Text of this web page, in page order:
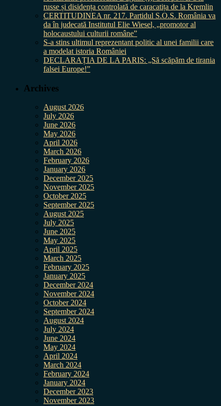
russe și disidența controlată de caracatița de la Kremlin
CERTITUDINEA nr. 217. Partidul S.O.S. România va
da în judecată Institutul Elie Wiesel, „promotor al
holocaustului culturii române”
S-a stins ultimul reprezentant politic al unei familii care
a modelat istoria României
DECLARAȚIA DE LA PARIS: „Să scăpăm de tirania
falsei Europe!”
Archives
August 2026
July 2026
June 2026
May 2026
April 2026
March 2026
February 2026
January 2026
December 2025
November 2025
October 2025
September 2025
August 2025
July 2025
June 2025
May 2025
April 2025
March 2025
February 2025
January 2025
December 2024
November 2024
October 2024
September 2024
August 2024
July 2024
June 2024
May 2024
April 2024
March 2024
February 2024
January 2024
December 2023
November 2023